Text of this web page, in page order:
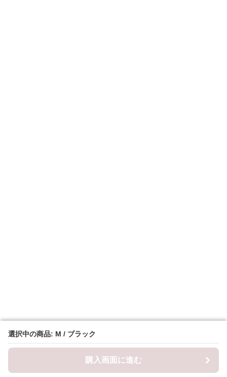
選択中の商品: M / ブラック
購入画面に進む
選択中の商品: M / ブラック
購入画面に進む